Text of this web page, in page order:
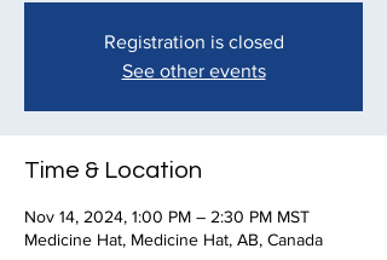
Registration is closed
See other events
Time & Location
Nov 14, 2024, 1:00 PM – 2:30 PM MST
Medicine Hat, Medicine Hat, AB, Canada